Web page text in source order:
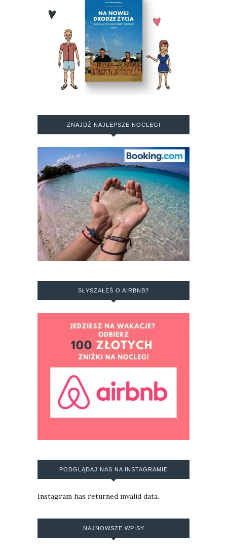
ZNAJDŹ NAJLEPSZE NOCLEGI
SŁYSZAŁEŚ O AIRBNB?
PODGLĄDAJ NAS NA INSTAGRAMIE
Instagram has returned invalid data.
NAJNOWSZE WPISY